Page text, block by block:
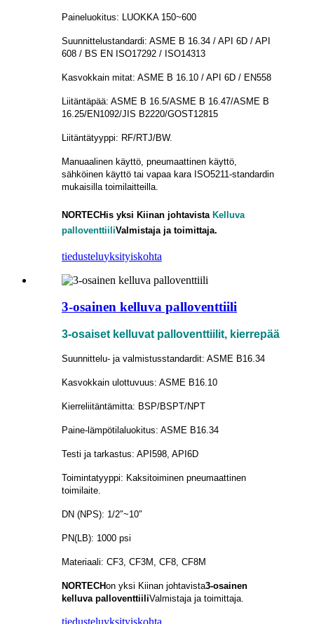
Paineluokitus: LUOKKA 150~600
Suunnittelustandardi: ASME B 16.34 / API 6D / API
608 / BS EN ISO17292 / ISO14313
Kasvokkain mitat: ASME B 16.10 / API 6D / EN558
Liitäntäpää: ASME B 16.5/ASME B 16.47/ASME B
16.25/EN1092/JIS B2220/GOST12815
Liitäntätyyppi: RF/RTJ/BW.
Manuaalinen käyttö, pneumaattinen käyttö,
sähköinen käyttö tai vapaa kara ISO5211-standardin
mukaisilla toimilaitteilla.
NORTECHis yksi Kiinan johtavista Kelluva
palloventtiiliValmistaja ja toimittaja.
tiedusteluyksityiskohta
3-osainen kelluva palloventtiili
3-osaiset kelluvat palloventtiilit, kierrepää
Suunnittelu- ja valmistusstandardit: ASME B16.34
Kasvokkain ulottuvuus: ASME B16.10
Kierreliitäntämitta: BSP/BSPT/NPT
Paine-lämpötilaluokitus: ASME B16.34
Testi ja tarkastus: API598, API6D
Toimintatyyppi: Kaksitoiminen pneumaattinen
toimilaite.
DN (NPS): 1/2″~10″
PN(LB): 1000 psi
Materiaali: CF3, CF3M, CF8, CF8M
NORTECHon yksi Kiinan johtavista3-osainen
kelluva palloventtiiliValmistaja ja toimittaja.
tiedusteluyksityiskohta